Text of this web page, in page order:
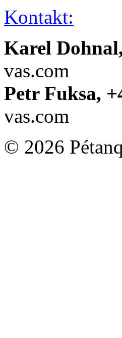
Kontakt:
Karel
vas.com
Petr Fuksa,
vas.com
© 2026